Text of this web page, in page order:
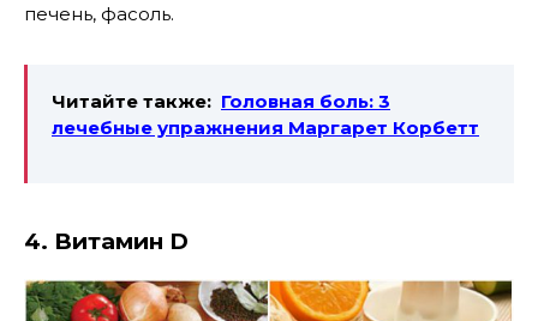
печень, фасоль.
Читайте также: Головная боль: 3
лечебные упражнения Маргарет Корбетт
4. Витамин D